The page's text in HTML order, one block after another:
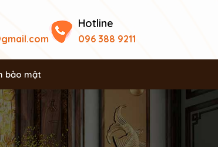
Hotline
096 388 9211
bảo mật